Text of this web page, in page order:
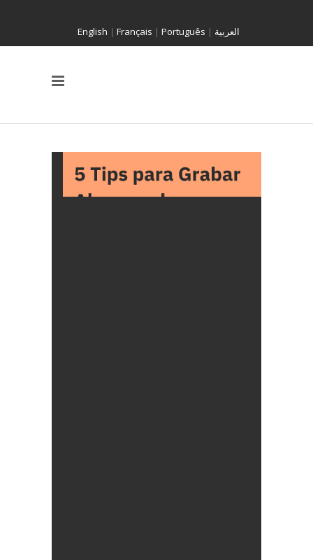
English | Français | Português | العربية